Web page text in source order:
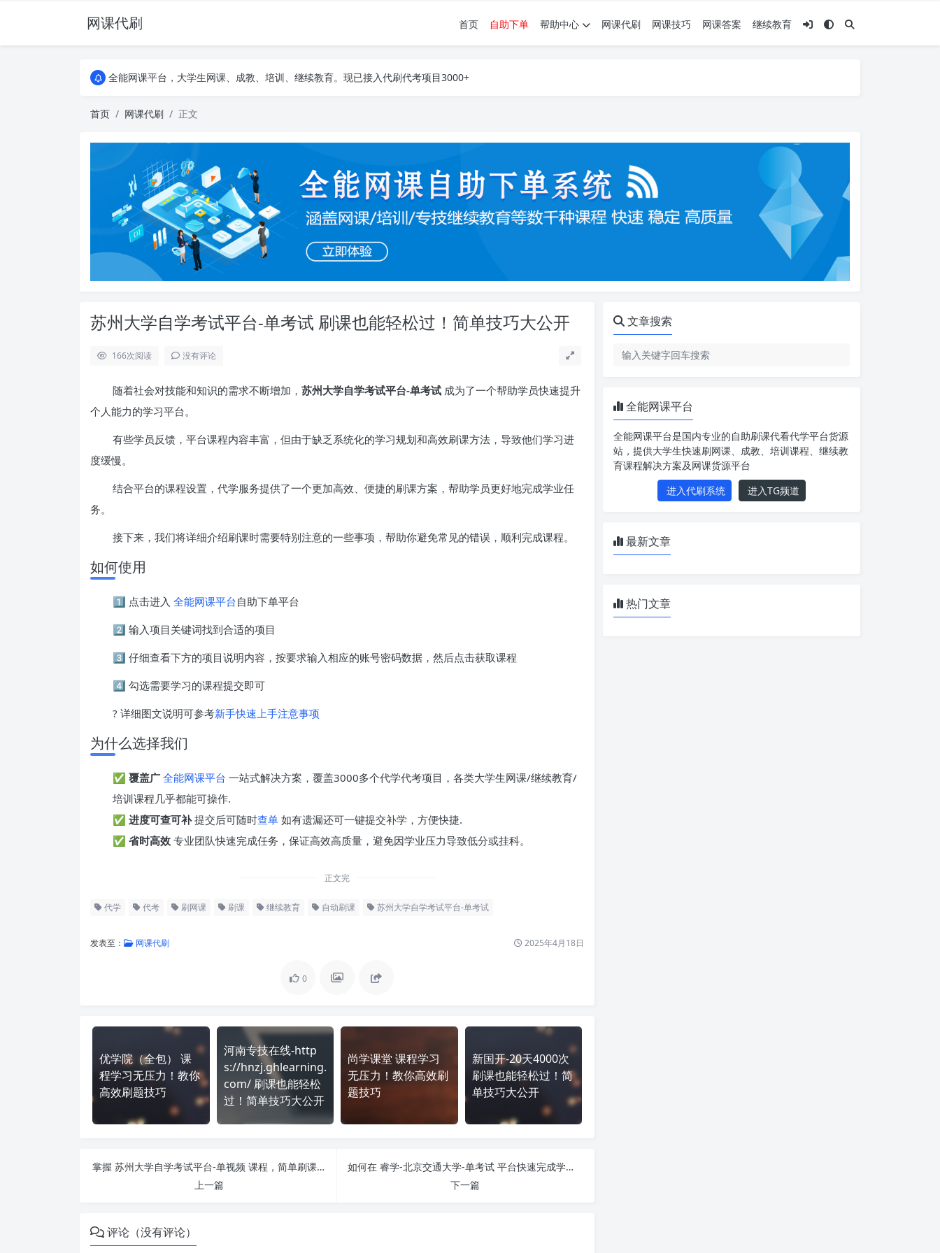
网课代刷 首页 自助下单 帮助中心 网课代刷 网课技巧 网课答案 继续教育
AI论文写作平台，根据真实文献内容生成论文
全能网课平台，大学生网课、成教、培训、继续教育。现已接入代刷代考项目3000+
全能网课平台，大学生网课、成教、培训、继续教育。现已接入代刷代考项目3000+
首页 网课代刷 正文
苏州大学自学考试平台-单考试 刷课也能轻松过！简单技巧大公开
166次阅读 没有评论
随着社会对技能和知识的需求不断增加， 苏州大学自学考试平台-单考试 成为了一个帮助学员快速提升
个人能力的学习平台。
有些学员反馈，平台课程内容丰富，但由于缺乏系统化的学习规划和高效刷课方法，导致他们学习进
度缓慢。
结合平台的课程设置，代学服务提供了一个更加高效、便捷的刷课方案，帮助学员更好地完成学业任
务。
接下来，我们将详细介绍刷课时需要特别注意的一些事项，帮助你避免常见的错误，顺利完成课程。
如何使用
1️⃣ 点击进入 全能网课平台自助下单平台
2️⃣ 输入项目关键词找到合适的项目
3️⃣ 仔细查看下方的项目说明内容，按要求输入相应的账号密码数据，然后点击获取课程
4️⃣ 勾选需要学习的课程提交即可
? 详细图文说明可参考新手快速上手注意事项
为什么选择我们
✅ 覆盖广 全能网课平台 一站式解决方案，覆盖3000多个代学代考项目，各类大学生网课/继续教育/
培训课程几乎都能可操作.
✅ 进度可查可补提交后可随时查单 如有遗漏还可一键提交补学，方便快捷.
✅ 省时高效 专业团队快速完成任务，保证高效高质量，避免因学业压力导致低分或挂科。
正文完
代学 代考 刷网课 刷课 继续教育 自动刷课 苏州大学自学考试平台-单考试
发表至： 网课代刷 2025年4月18日
0
优学院（全包） 课
程学习无压力！教你
高效刷题技巧
河南专技在线-http
s://hnzj.ghlearning.
com/ 刷课也能轻松
过！简单技巧大公开
尚学课堂 课程学习
无压力！教你高效刷
题技巧
新国开-20天4000次
刷课也能轻松过！简
单技巧大公开
掌握 苏州大学自学考试平台-单视频 课程，简单刷课技巧分享！
上一篇
如何在 睿学-北京交通大学-单考试 平台快速完成学习任务？
下一篇
评论（没有评论）
文章搜索
全能网课平台
全能网课平台是国内专业的自助刷课代看代学平台货源
站，提供大学生快速刷网课、成教、培训课程、继续教
育课程解决方案及网课货源平台
进入代刷系统
进入TG频道
最新文章
热门文章